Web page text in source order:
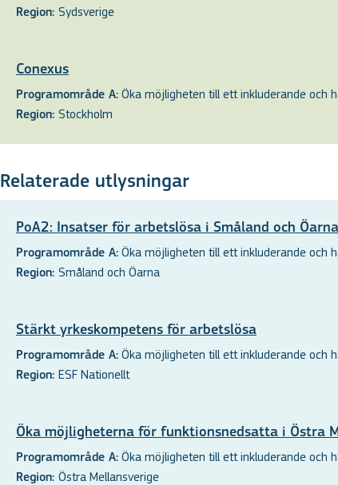
Region: Sydsverige
Conexus
Programområde A: Öka möjligheten till ett inkluderande och
Region: Stockholm
Relaterade utlysningar
PoA2: Insatser för arbetslösa i Småland och
Programområde A: Öka möjligheten till ett inkluderande och
Region: Småland och Öarna
Stärkt yrkeskompetens för arbetslösa
Programområde A: Öka möjligheten till ett inkluderande och
Region: ESF Nationellt
Öka möjligheterna för funktionsnedsatta i Östra
Programområde A: Öka möjligheten till ett inkluderande och
Region: Östra Mellansverige